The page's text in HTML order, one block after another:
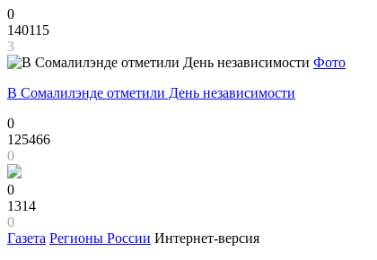
0
140115
3
Фото
В Сомалилэнде отметили День независимости
0
125466
0
0
1314
0
Газета Регионы России Интернет-версия